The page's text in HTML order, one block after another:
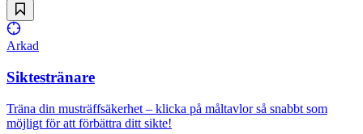
Arkad
Siktestränare
Träna din musträffsäkerhet – klicka på måltavlor så snabbt som
möjligt för att förbättra ditt sikte!